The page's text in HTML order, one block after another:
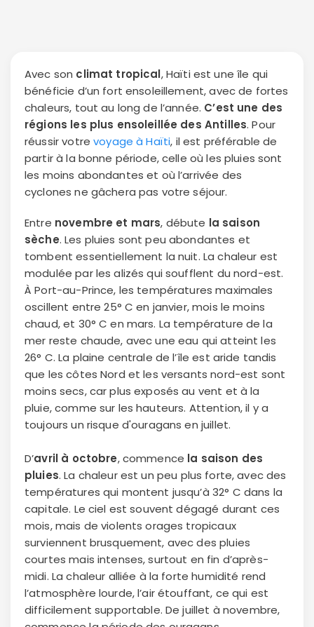
Avec son climat tropical, Haïti est une île qui
bénéficie d’un fort ensoleillement, avec de fortes
chaleurs, tout au long de l’année. C’est une des
régions les plus ensoleillée des Antilles. Pour
réussir votrevoyage à Haïti, il est préférable de
partir à la bonne période, celle où les pluies sont
les moins abondantes et où l’arrivée des
cyclones ne gâchera pas votre séjour.
Entre novembre et mars, débute la saison
sèche. Les pluies sont peu abondantes et
tombent essentiellement la nuit. La chaleur est
modulée par les alizés qui soufflent du nord-est.
À Port-au-Prince, les températures maximales
oscillent entre 25° C en janvier, mois le moins
chaud, et 30° C en mars. La température de la
mer reste chaude, avec une eau qui atteint les
26° C. La plaine centrale de l’île est aride tandis
que les côtes Nord et les versants nord-est sont
moins secs, car plus exposés au vent et à la
pluie, comme sur les hauteurs. Attention, il y a
toujours un risque d'ouragans en juillet.
D’avril à octobre, commence la saison des
pluies. La chaleur est un peu plus forte, avec des
températures qui montent jusqu’à 32° C dans la
capitale. Le ciel est souvent dégagé durant ces
mois, mais de violents orages tropicaux
surviennent brusquement, avec des pluies
courtes mais intenses, surtout en fin d’après-
midi. La chaleur alliée à la forte humidité rend
l’atmosphère lourde, l’air étouffant, ce qui est
difficilement supportable. De juillet à novembre,